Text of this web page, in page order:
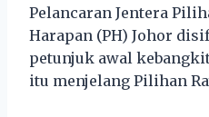
Pelancaran Jentera
Harapan (PH) Johor
petunjuk awal
itu menjelang Pilihan